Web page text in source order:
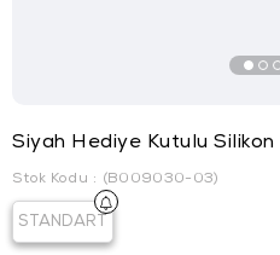
Siyah Hediye Kutulu
Stok Kodu (B009030-03)
STANDART